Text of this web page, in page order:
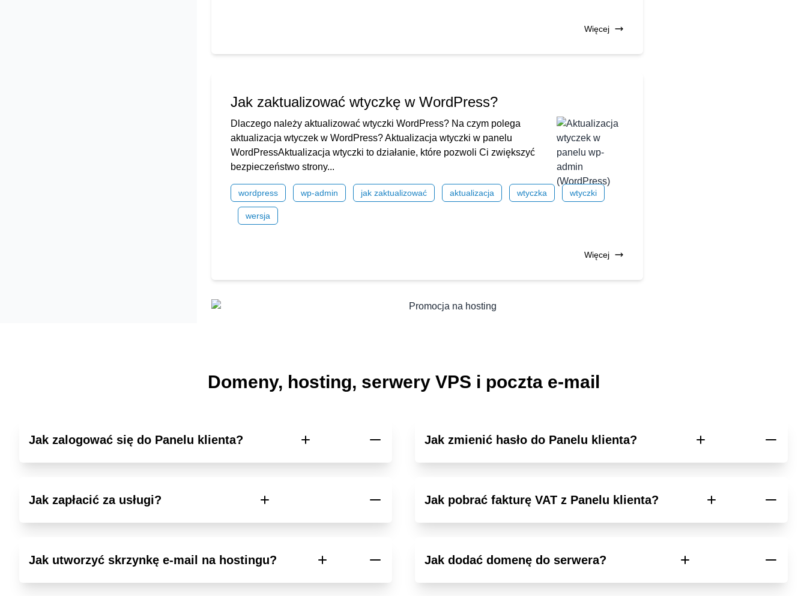
Więcej
Jak zaktualizować wtyczkę w WordPress?
Dlaczego należy aktualizować wtyczki WordPress? Na czym polega
aktualizacja wtyczek w WordPress? Aktualizacja wtyczki w panelu
WordPressAktualizacja wtyczki to działanie, które pozwoli Ci zwiększyć
bezpieczeństwo strony...
wordpress wp-admin jak zaktualizować aktualizacja wtyczka wtyczki
wersja
Więcej
Domeny, hosting, serwery VPS i poczta e-mail
Jak zalogować się do Panelu klienta? Jak zmienić hasło do Panelu klienta?
Jak zapłacić za usługi? Jak pobrać fakturę VAT z Panelu klienta?
Jak utworzyć skrzynkę e-mail na hostingu? Jak dodać domenę do serwera?